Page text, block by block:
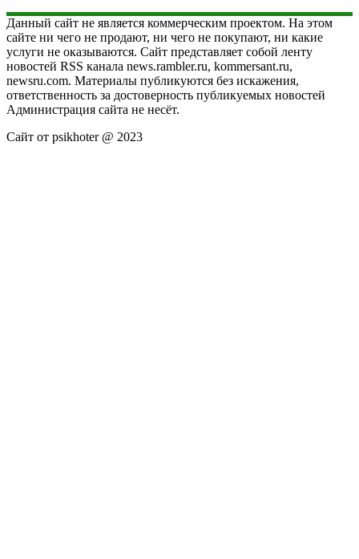
Данный сайт не является коммерческим проектом. На этом
сайте ни чего не продают, ни чего не покупают, ни какие
услуги не оказываются. Сайт представляет собой ленту
новостей RSS канала news.rambler.ru, kommersant.ru,
newsru.com. Материалы публикуются без искажения,
ответственность за достоверность публикуемых новостей
Администрация сайта не несёт.
Сайт от psikhoter @ 2023